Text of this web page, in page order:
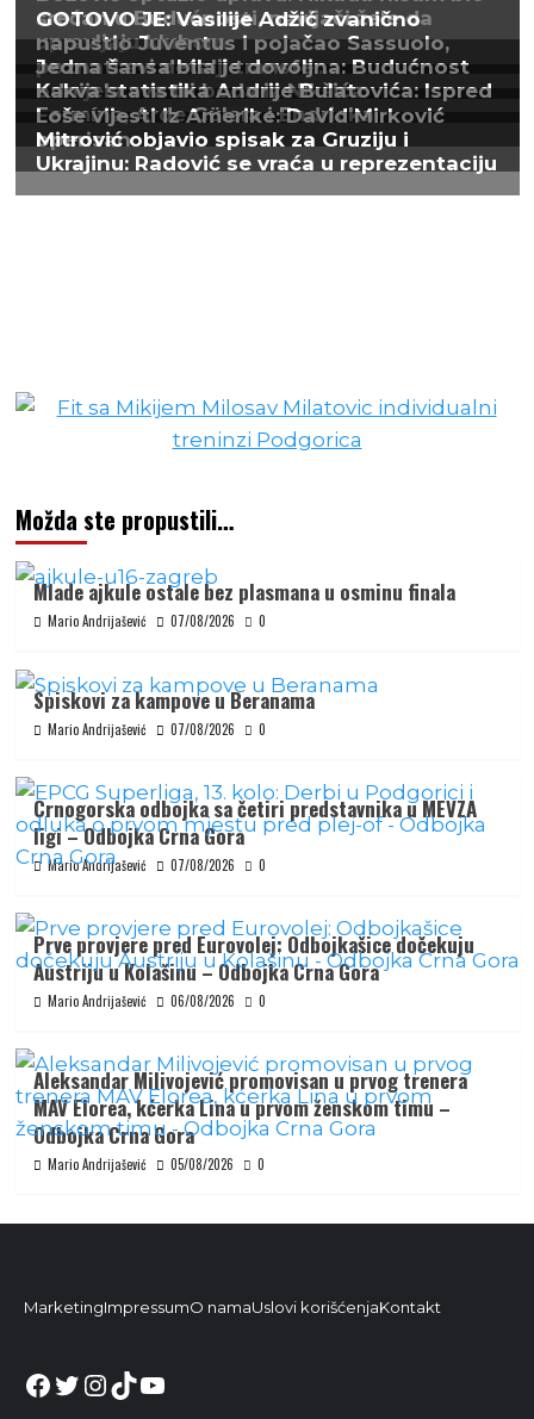
Možda ste propustili…
Mlade ajkule ostale bez plasmana u osminu finala
Mario Andrijašević 07/08/2026 0
Spiskovi za kampove u Beranama
Mario Andrijašević 07/08/2026 0
Crnogorska odbojka sa četiri predstavnika u MEVZA
ligi – Odbojka Crna Gora
Mario Andrijašević 07/08/2026 0
Prve provjere pred Eurovolej: Odbojkašice dočekuju
Austriju u Kolašinu – Odbojka Crna Gora
Mario Andrijašević 06/08/2026 0
Aleksandar Milivojević promovisan u prvog trenera
MAV Elorea, kćerka Lina u prvom ženskom timu –
Odbojka Crna Gora
Mario Andrijašević 05/08/2026 0
MarketingImpressumO namaUslovi korišćenjaKontakt
Facebook
Twitter
Instagram
TikTok
YouTube